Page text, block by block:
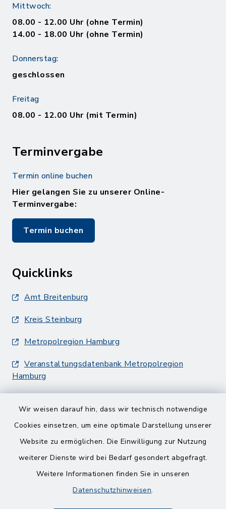
Wir weisen darauf hin, dass wir technisch notwendige
Cookies einsetzen, um eine optimale Darstellung unserer
Website zu ermöglichen. Die Einwilligung zur Nutzung
weiterer Dienste wird bei Bedarf gesondert abgefragt.
Weitere Informationen finden Sie in unseren
Datenschutzhinweisen.
Mittwoch:
08.00 - 12.00 Uhr (ohne Termin)
14.00 - 18.00 Uhr (ohne Termin)
Donnerstag:
geschlossen
Freitag
08.00 - 12.00 Uhr (mit Termin)
Terminvergabe
Termin online buchen
Hier gelangen Sie zu unserer Online-
Terminvergabe:
Termin buchen
Quicklinks
Amt Breitenburg
Kreis Steinburg
Metropolregion Hamburg
Veranstaltungsdatenbank Metropolregion
Hamburg
Barrierefreiheit